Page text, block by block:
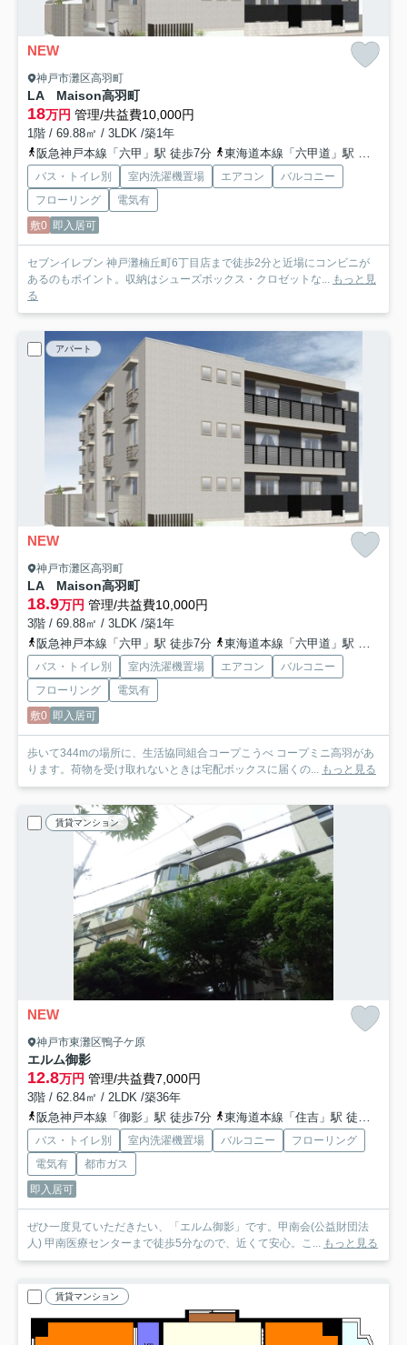
NEW
神戸市灘区高羽町
LA Maison高羽町
18万円 管理/共益費10,000円
1階 / 69.88㎡ / 3LDK /築1年
阪急神戸本線「六甲」駅 徒歩7分
東海道本線「六甲道」駅 徒歩12分
バス・トイレ別 室内洗濯機置場 エアコン
バルコニー
フローリング
電気有
敷0 即入居可
セブンイレブン 神戸灘楠丘町6丁目店まで徒歩2分と近場にコンビニが
あるのもポイント。収納はシューズボックス・クロゼットな... もっと見
る
アパート
NEW
神戸市灘区高羽町
LA Maison高羽町
18.9万円 管理/共益費10,000円
3階 / 69.88㎡ / 3LDK /築1年
阪急神戸本線「六甲」駅 徒歩7分
東海道本線「六甲道」駅 徒歩12分
バス・トイレ別 室内洗濯機置場 エアコン
バルコニー
フローリング
電気有
敷0 即入居可
歩いて344mの場所に、生活協同組合コープこうべ コープミニ高羽があ
ります。荷物を受け取れないときは宅配ボックスに届くの... もっと見る
賃貸マンション
NEW
神戸市東灘区鴨子ケ原
エルム御影
12.8万円 管理/共益費7,000円
3階 / 62.84㎡ / 2LDK /築36年
阪急神戸本線「御影」駅 徒歩7分
東海道本線「住吉」駅 徒歩22分
バス・トイレ別 室内洗濯機置場 バルコニー
フローリング
電気有
都市ガス
即入居可
ぜひ一度見ていただきたい、「エルム御影」です。甲南会(公益財団法
人) 甲南医療センターまで徒歩5分なので、近くて安心。こ... もっと見る
賃貸マンション